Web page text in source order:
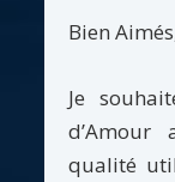
Bien
Je
d’Amour
qualité